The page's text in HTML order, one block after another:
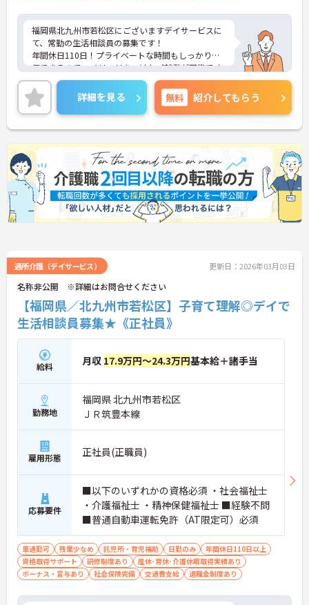
福岡県北九州市若松区にございますデイサービスに
て、常勤の生活相談員の募集です！
年間休日110日！プライベートな時間もしっかり確
保できるので、メリハリをつけたご就業が可能です
◎
福利厚生も充実しているので、ライフステージが変
わっても長く働ける環境が整っています！
ご興味ある方には、面接対策ポイントなど、さらに
詳細をお話しいたしますのでお気軽にご相談くださ
い！
詳細を見る 無料 紹介してもらう
通所介護（デイサービス） 更新日：2026年03月03日
名称非公開 ※詳細はお問合せください
【福岡県／北九州市若松区】子育て理解◎デイで
生活相談員募集★《正社員》
給料 月収 17.9万円～24.3万円基本給＋諸手当
勤務地
福岡県 北九州市若松区
ＪＲ筑豊本線
雇用形態 正社員(正職員)
応募要件
■以下のいずれかの資格必須 ・社会福祉士
・介護福祉士 ・精神保健福祉士 ■経験不問
■普通自動車運転免許（AT限定可）必須
車通勤可 残業少なめ 託児所・育児補助 日勤のみ
年間休日110日以上
資格取得サポート
研修制度あり
産休･育休･介護休暇取得実績あり
ボーナス・賞与あり
社会保険完備 交通費支給 退職金制度あり